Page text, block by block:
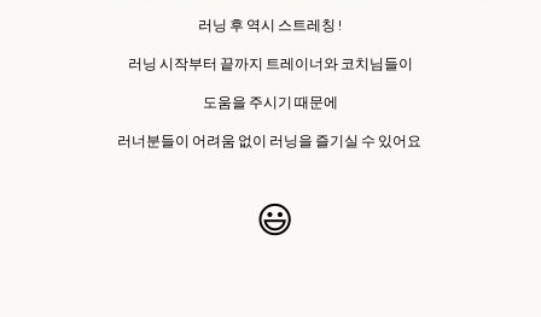
러닝 후 역시 스트레칭 !
러닝 시작부터 끝까지 트레이너와 코치님들이
도움을 주시기 때문에
러너분들이 어려움 없이 러닝을 즐기실 수 있어요
😃